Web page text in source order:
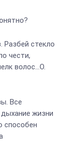
Разбей стекло
чести,
волос…О.
Все
жизни
способен